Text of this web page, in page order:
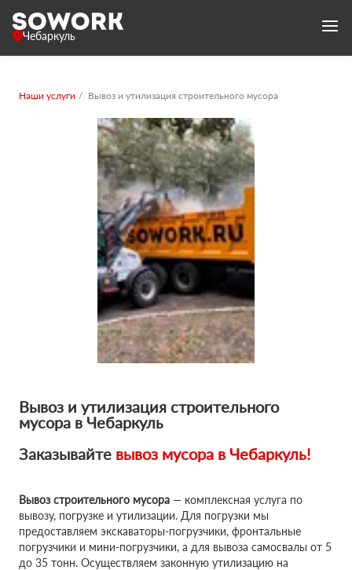
Чебаркуль
Наши услуги Вывоз и утилизация строительного мусора
Вывоз и утилизация строительного
мусора в Чебаркуль
Заказывайте вывоз мусора в Чебаркуль!
Вывоз строительного мусора — комплексная услуга по
вывозу, погрузке и утилизации. Для погрузки мы
предоставляем экскаваторы-погрузчики, фронтальные
погрузчики и мини-погрузчики, а для вывоза самосвалы от 5
до 35 тонн. Осуществляем законную утилизацию на